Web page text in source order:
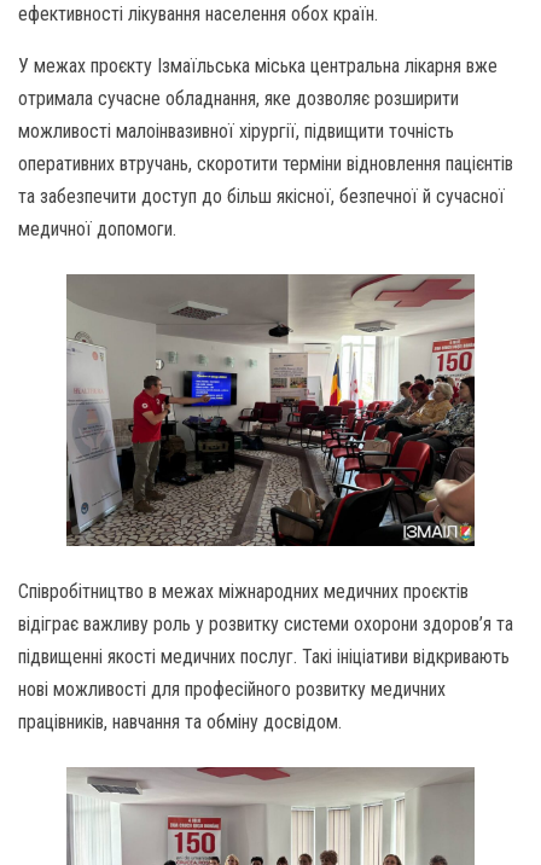
ефективності лікування населення обох країн.
У межах проєкту Ізмаїльська міська центральна лікарня вже
отримала сучасне обладнання, яке дозволяє розширити
можливості малоінвазивної хірургії, підвищити точність
оперативних втручань, скоротити терміни відновлення пацієнтів
та забезпечити доступ до більш якісної, безпечної й сучасної
медичної допомоги.
Співробітництво в межах міжнародних медичних проєктів
відіграє важливу роль у розвитку системи охорони здоров’я та
підвищенні якості медичних послуг. Такі ініціативи відкривають
нові можливості для професійного розвитку медичних
працівників, навчання та обміну досвідом.